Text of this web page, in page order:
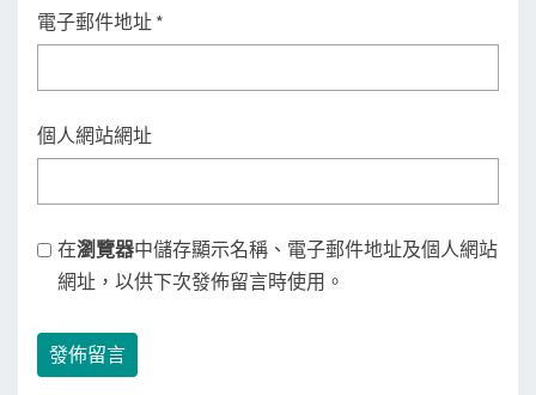
電子郵件地址 *
個人網站網址
在瀏覽器中儲存顯示名稱、電子郵件地址及個人網站
網址，以供下次發佈留言時使用。